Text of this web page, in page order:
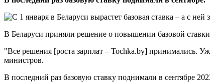
В Беларуси приняли решение о повышении базовой
"Все решения [роста зарплат – Tochka.by] принимались.
министров.
В последний раз базовую ставку поднимали в сентябре